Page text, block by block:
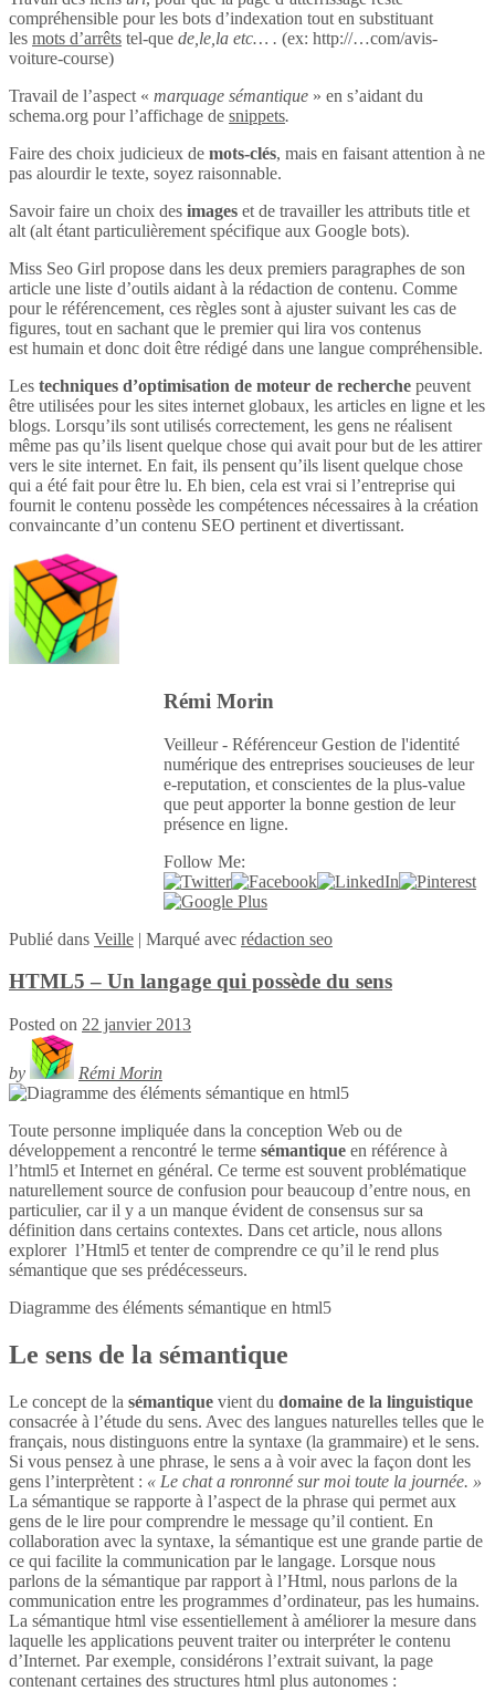
compréhensible pour les bots d’indexation tout en substituant
les mots d’arrêts tel-que de,le,la etc… . (ex: http://…com/avis-
voiture-course)
Travail de l’aspect « marquage sémantique » en s’aidant du
schema.org pour l’affichage de snippets.
Faire des choix judicieux de mots-clés, mais en faisant attention à ne
pas alourdir le texte, soyez raisonnable.
Savoir faire un choix des images et de travailler les attributs title et
alt (alt étant particulièrement spécifique aux Google bots).
Miss Seo Girl propose dans les deux premiers paragraphes de son
article une liste d’outils aidant à la rédaction de contenu. Comme
pour le référencement, ces règles sont à ajuster suivant les cas de
figures, tout en sachant que le premier qui lira vos contenus
est humain et donc doit être rédigé dans une langue compréhensible.
Les techniques d’optimisation de moteur de recherche peuvent
être utilisées pour les sites internet globaux, les articles en ligne et les
blogs. Lorsqu’ils sont utilisés correctement, les gens ne réalisent
même pas qu’ils lisent quelque chose qui avait pour but de les attirer
vers le site internet. En fait, ils pensent qu’ils lisent quelque chose
qui a été fait pour être lu. Eh bien, cela est vrai si l’entreprise qui
fournit le contenu possède les compétences nécessaires à la création
convaincante d’un contenu SEO pertinent et divertissant.
Rémi Morin
Veilleur - Référenceur Gestion de l'identité
numérique des entreprises soucieuses de leur
e-reputation, et conscientes de la plus-value
que peut apporter la bonne gestion de leur
présence en ligne.
Follow Me:
Publié dans Veille | Marqué avec rédaction seo
HTML5 – Un langage qui possède du sens
Posted on 22 janvier 2013
by Rémi Morin
Toute personne impliquée dans la conception Web ou de
développement a rencontré le terme sémantique en référence à
l’html5 et Internet en général. Ce terme est souvent problématique
naturellement source de confusion pour beaucoup d’entre nous, en
particulier, car il y a un manque évident de consensus sur sa
définition dans certains contextes. Dans cet article, nous allons
explorer l’Html5 et tenter de comprendre ce qu’il le rend plus
sémantique que ses prédécesseurs.
Diagramme des éléments sémantique en html5
Le sens de la sémantique
Le concept de la sémantique vient du domaine de la linguistique
consacrée à l’étude du sens. Avec des langues naturelles telles que le
français, nous distinguons entre la syntaxe (la grammaire) et le sens.
Si vous pensez à une phrase, le sens a à voir avec la façon dont les
gens l’interprètent : « Le chat a ronronné sur moi toute la journée. »
La sémantique se rapporte à l’aspect de la phrase qui permet aux
gens de le lire pour comprendre le message qu’il contient. En
collaboration avec la syntaxe, la sémantique est une grande partie de
ce qui facilite la communication par le langage. Lorsque nous
parlons de la sémantique par rapport à l’Html, nous parlons de la
communication entre les programmes d’ordinateur, pas les humains.
La sémantique html vise essentiellement à améliorer la mesure dans
laquelle les applications peuvent traiter ou interpréter le contenu
d’Internet. Par exemple, considérons l’extrait suivant, la page
contenant certaines des structures html plus autonomes :